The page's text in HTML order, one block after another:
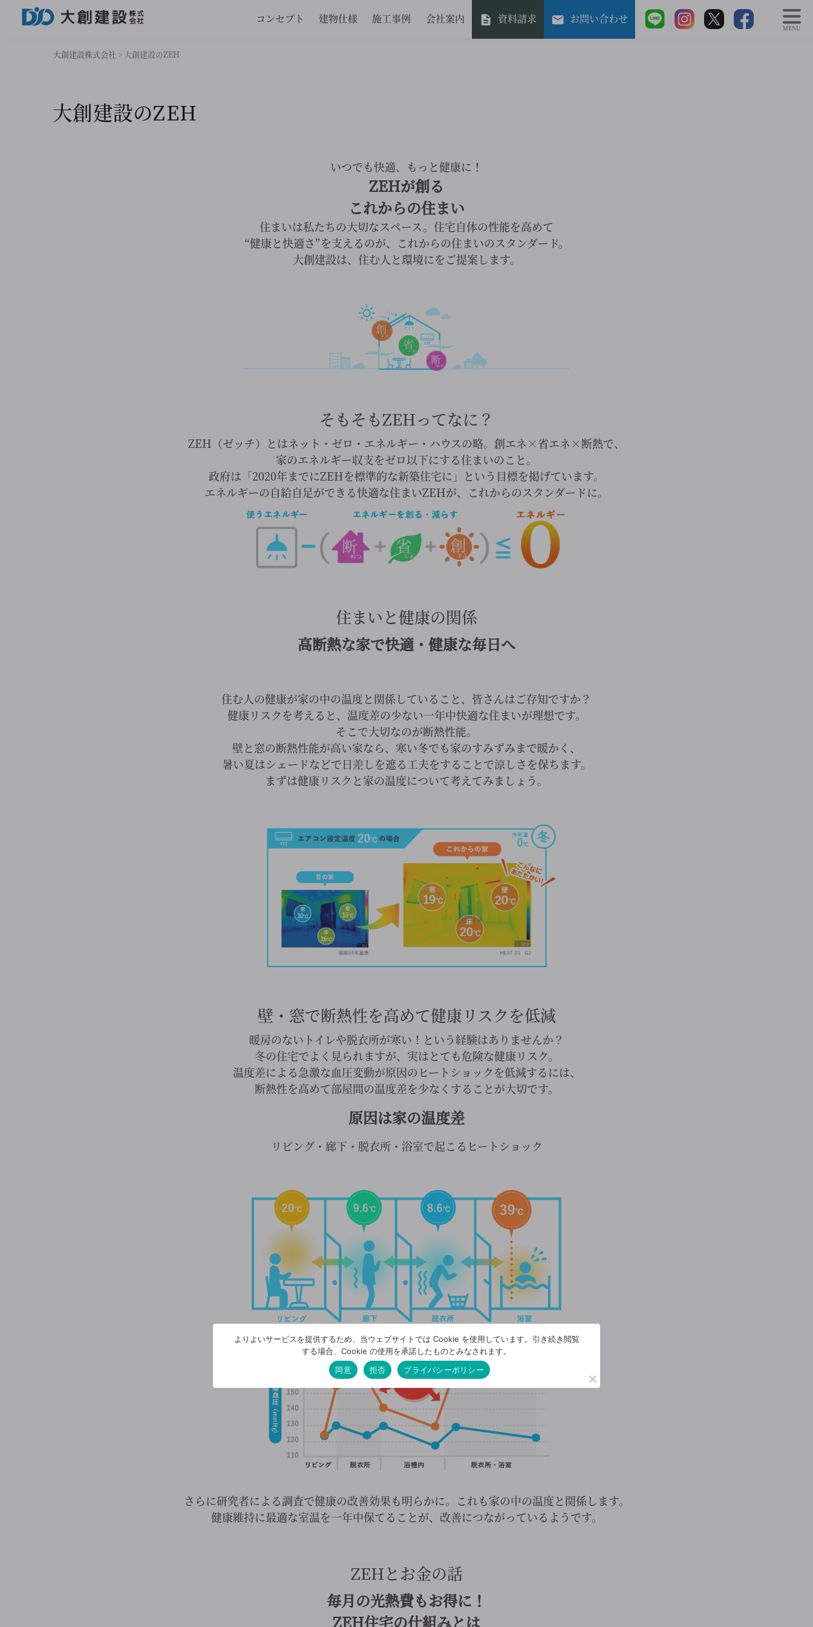
コンセプト 建物仕様 施工事例 会社案内 資料請求 お問い合わせ
大創建設株式会社 > 大創建設のZEH
大創建設のZEH
いつでも快適、もっと健康に！
ZEHが創る
これからの住まい
住まいは私たちの大切なスペース。住宅自体の性能を高めて
“健康と快適さ”を支えるのが、これからの住まいのスタンダード。
大創建設は、住む人と環境にをご提案します。
そもそもZEHってなに？
ZEH（ゼッチ）とはネット・ゼロ・エネルギー・ハウスの略。創エネ×省エネ×断熱で、
家のエネルギー収支をゼロ以下にする住まいのこと。
政府は「2020年までにZEHを標準的な新築住宅に」という目標を掲げています。
エネルギーの自給自足ができる快適な住まいZEHが、これからのスタンダードに。
住まいと健康の関係
高断熱な家で快適・健康な毎日へ
住む人の健康が家の中の温度と関係していること、皆さんはご存知ですか？
健康リスクを考えると、温度差の少ない一年中快適な住まいが理想です。
そこで大切なのが断熱性能。
壁と窓の断熱性能が高い家なら、寒い冬でも家のすみずみまで暖かく、
暑い夏はシェードなどで日差しを遮る工夫をすることで涼しさを保ちます。
まずは健康リスクと家の温度について考えてみましょう。
壁・窓で断熱性を高めて健康リスクを低減
暖房のないトイレや脱衣所が寒い！という経験はありませんか？
冬の住宅でよく見られますが、実はとても危険な健康リスク。
温度差による急激な血圧変動が原因のヒートショックを低減するには、
断熱性を高めて部屋間の温度差を少なくすることが大切です。
原因は家の温度差
リビング・廊下・脱衣所・浴室で起こるヒートショック
さらに研究者による調査で健康の改善効果も明らかに。これも家の中の温度と関係します。
健康維持に最適な室温を一年中保てることが、改善につながっているようです。
ZEHとお金の話
毎月の光熱費もお得に！
ZEH住宅の仕組みとは
MENU
よりよいサービスを提供するため、当ウェブサイトでは Cookie を使用しています。引き続き閲覧
する場合、Cookie の使用を承諾したものとみなされます。
同意
拒否 プライバシーポリシー